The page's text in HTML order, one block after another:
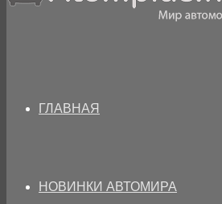
ГЛАВНАЯ
НОВИНКИ АВТОМИРА